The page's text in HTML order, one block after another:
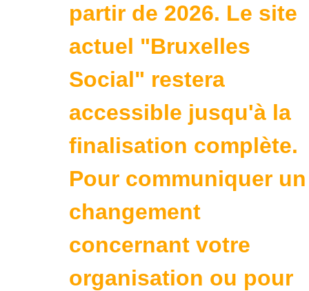
partir de 2026. Le site
actuel "Bruxelles
Social" restera
accessible jusqu'à la
finalisation complète.
Pour communiquer un
changement
concernant votre
organisation ou pour